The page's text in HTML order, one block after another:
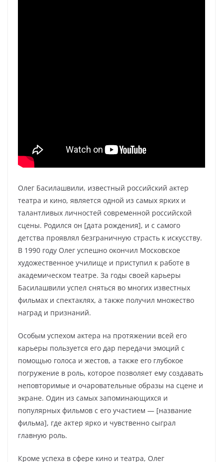
Олег Басилашвили, известный российский актер
театра и кино, является одной из самых ярких и
талантливых личностей современной российской
сцены. Родился он [дата рождения], и с самого
детства проявлял безграничную страсть к искусству.
В 1990 году Олег успешно окончил Московское
художественное училище и приступил к работе в
академическом театре. За годы своей карьеры
Басилашвили успел сняться во многих известных
фильмах и спектаклях, а также получил множество
наград и признаний.
Особым успехом актера на протяжении всей его
карьеры пользуется его дар передачи эмоций с
помощью голоса и жестов, а также его глубокое
погружение в роль, которое позволяет ему создавать
неповторимые и очаровательные образы на сцене и
экране. Один из самых запоминающихся и
популярных фильмов с его участием — [название
фильма], где актер ярко и чувственно сыграл
главную роль.
Кроме успеха в сфере кино и театра, Олег